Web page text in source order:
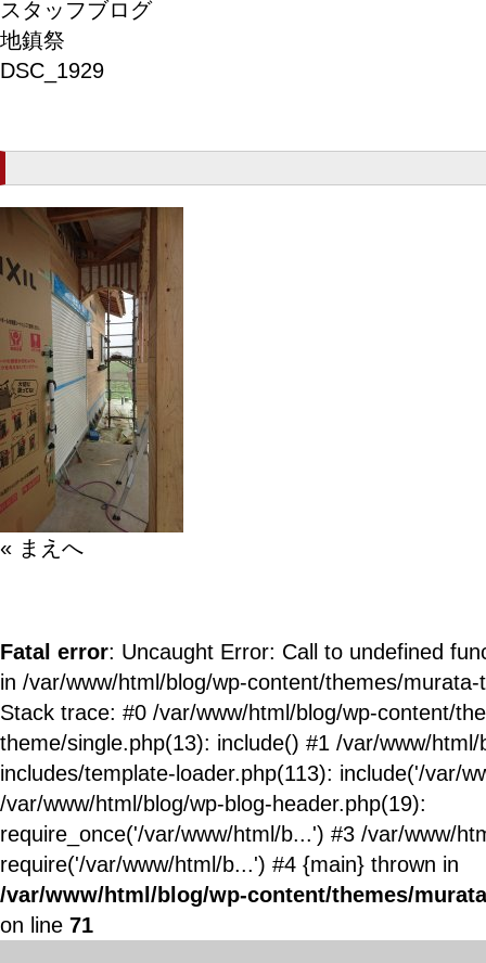
スタッフブログ
地鎮祭
DSC_1929
« まえへ
Fatal error: Uncaught Error: Call to undefined
in /var/www/html/blog/wp-content/themes/
Stack trace: #0 /var/www/html/blog/wp-content/
theme/single.php(13): include() #1 /var/www/html/
includes/template-loader.php(113): include('/var/
/var/www/html/blog/wp-blog-header.php(19):
require_once('/var/www/html/b...') #3 /var/www/
require('/var/www/html/b...') #4 {main} thrown in
/var/www/html/blog/wp-content/themes/
on line 71